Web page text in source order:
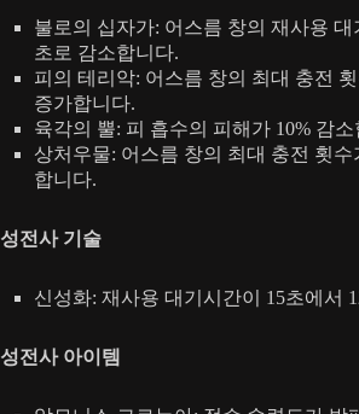
불로의 십자가: 어스름 창의 재사용
초로 감소합니다.
피의 테리악: 어스름 창의 최대 충전
증가합니다.
육각의 뿔: 피 흡수의 피해가 10% 감소
상처우물: 어스름 창의 최대 충전 횟
합니다.
성전사 기술
신성화: 재사용 대기시간이 15초에서
성전사 아이템